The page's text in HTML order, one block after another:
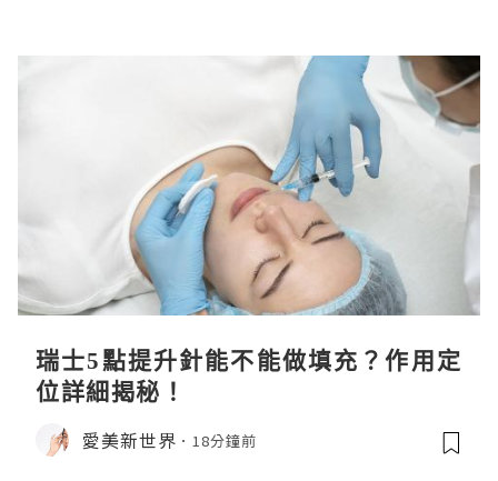
瑞士5點提升針能不能做填充？作用定
位詳細揭秘！
愛美新世界 18分鐘前